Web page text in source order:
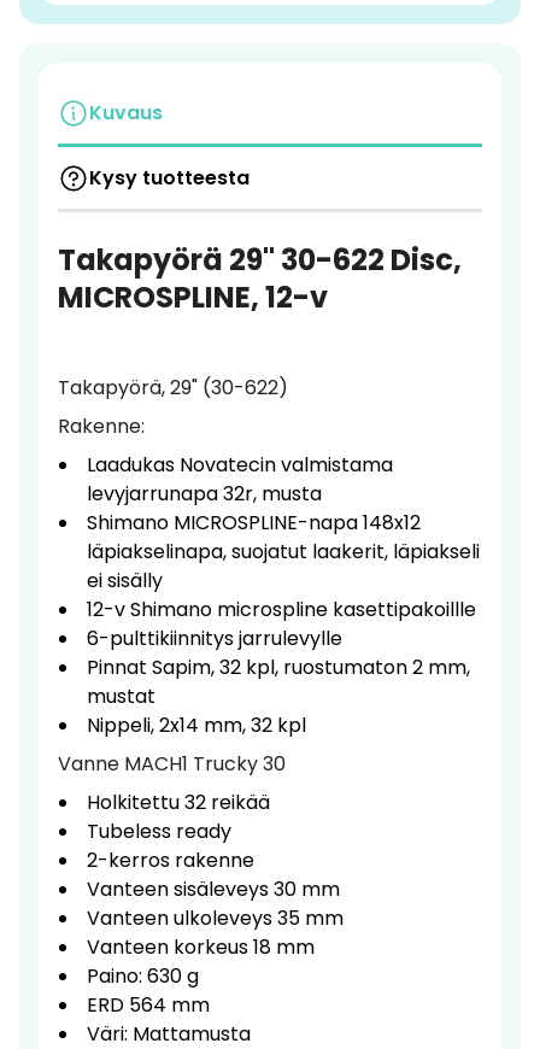
Kuvaus
Kysy tuotteesta
Takapyörä 29" 30-622 Disc,
MICROSPLINE, 12-v
Takapyörä, 29" (30-622)
Rakenne:
Laadukas Novatecin valmistama
levyjarrunapa 32r, musta
Shimano MICROSPLINE-napa 148x12
läpiakselinapa, suojatut laakerit, läpiakseli
ei sisälly
12-v Shimano microspline kasettipakoillle
6-pulttikiinnitys jarrulevylle
Pinnat Sapim, 32 kpl, ruostumaton 2 mm,
mustat
Nippeli, 2x14 mm, 32 kpl
Vanne MACH1 Trucky 30
Holkitettu 32 reikää
Tubeless ready
2-kerros rakenne
Vanteen sisäleveys 30 mm
Vanteen ulkoleveys 35 mm
Vanteen korkeus 18 mm
Paino: 630 g
ERD 564 mm
Väri: Mattamusta